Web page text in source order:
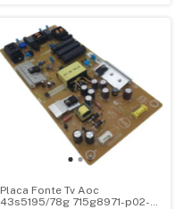
Placa Fonte Tv Aoc
43s5195/78g 715g8971-p02-